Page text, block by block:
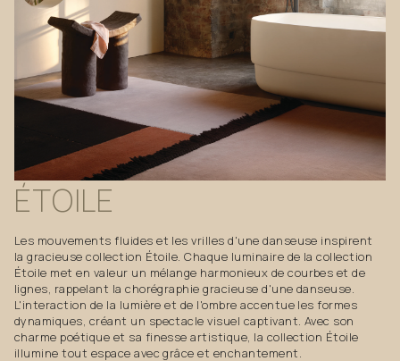
ÉTOILE
Les mouvements fluides et les vrilles d'une danseuse inspirent
la gracieuse collection Étoile. Chaque luminaire de la collection
Étoile met en valeur un mélange harmonieux de courbes et de
lignes, rappelant la chorégraphie gracieuse d'une danseuse.
L'interaction de la lumière et de l'ombre accentue les formes
dynamiques, créant un spectacle visuel captivant. Avec son
charme poétique et sa finesse artistique, la collection Étoile
illumine tout espace avec grâce et enchantement.